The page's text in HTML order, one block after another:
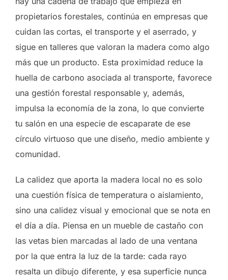
propietarios forestales, continúa en empresas que
cuidan las cortas, el transporte y el aserrado, y
sigue en talleres que valoran la madera como algo
más que un producto. Esta proximidad reduce la
huella de carbono asociada al transporte, favorece
una gestión forestal responsable y, además,
impulsa la economía de la zona, lo que convierte
tu salón en una especie de escaparate de ese
círculo virtuoso que une diseño, medio ambiente y
comunidad.
La calidez que aporta la madera local no es solo
una cuestión física de temperatura o aislamiento,
sino una calidez visual y emocional que se nota en
el día a día. Piensa en un mueble de castaño con
las vetas bien marcadas al lado de una ventana
por la que entra la luz de la tarde: cada rayo
resalta un dibujo diferente, y esa superficie nunca